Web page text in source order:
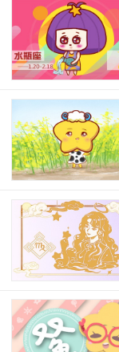
偏财运
的机会或者收
过去几个月里
到的运气。不
险。除此之外
合作的过程中
通和协调，擅
得一些经济利
因为合作关系